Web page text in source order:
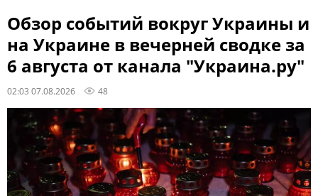
Обзор событий вокруг Украины и
на Украине в вечерней сводке за
6 августа от канала "Украина.ру"
02:03 07.08.2026 48